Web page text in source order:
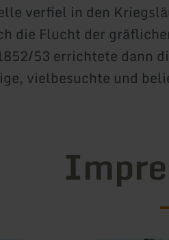
verfiel in den
die Flucht der
53 errichtete dann
vielbesuchte und